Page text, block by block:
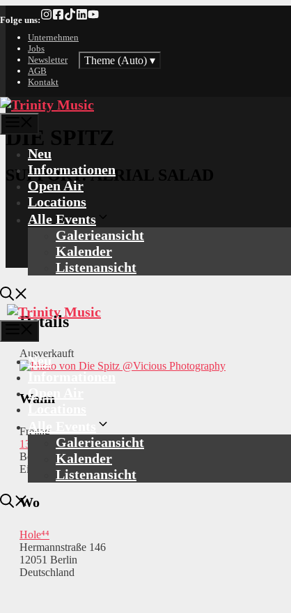
Inhalt
springen
Folge uns:
Unternehmen
Jobs
Newsletter
AGB
Kontakt
Theme (Auto) ▾
Neu
Informationen
Open Air
Locations
Alle Events
Galerieansicht
Kalender
Listenansicht
Menü
Neu
Informationen
Open Air
Alle Events
Galerieansicht
Kalender
Listenansicht
DIE SPITZ
SUPPORT: AERIAL SALAD
Details
Ausverkauft
@Vicious Photography
Wann
Freitag
13.02.2026
Beginn: 20:00
Einlass: 19:00
Wo
Hole⁴⁴
Hermannstraße 146
12051 Berlin
Deutschland